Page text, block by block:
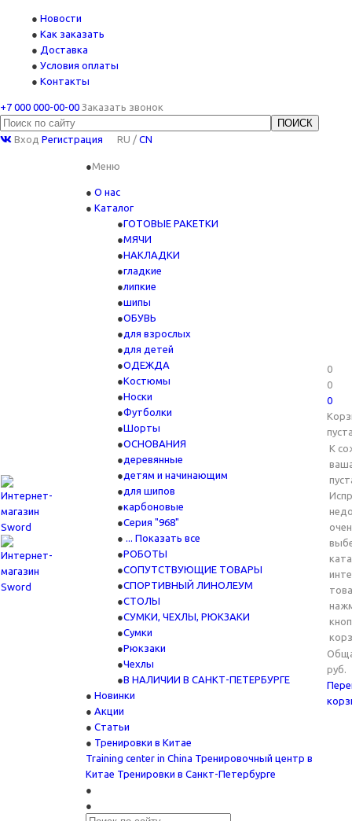
Новости
Как заказать
Доставка
Условия оплаты
Контакты
+7 000 000-00-00 Заказать звонок
Вход Регистрация RU / CN
Меню
О нас
Каталог
ГОТОВЫЕ РАКЕТКИ
МЯЧИ
НАКЛАДКИ
гладкие
липкие
шипы
ОБУВЬ
для взрослых
для детей
ОДЕЖДА
Костюмы
Носки
Футболки
Шорты
ОСНОВАНИЯ
деревянные
детям и начинающим
для шипов
карбоновые
Серия "968"
... Показать все
РОБОТЫ
СОПУТСТВУЮЩИЕ ТОВАРЫ
СПОРТИВНЫЙ ЛИНОЛЕУМ
СТОЛЫ
СУМКИ, ЧЕХЛЫ, РЮКЗАКИ
Сумки
Рюкзаки
Чехлы
В НАЛИЧИИ В САНКТ-ПЕТЕРБУРГЕ
Новинки
Акции
Статьи
Тренировки в Китае
Training center in China Тренировочный центр в
Китае Тренировки в Санкт-Петербурге
0
0
0
К
руб.